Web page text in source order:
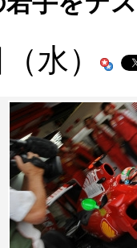
水）